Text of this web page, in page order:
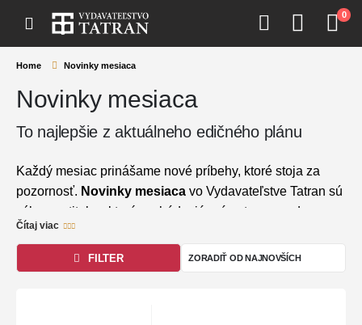
0
Home Novinky mesiaca
Novinky mesiaca
To najlepšie z aktuálneho edičného plánu
Každý mesiac prinášame nové príbehy, ktoré stoja za
pozornosť. Novinky mesiaca vo Vydavateľstve Tatran sú
výberom titulov, ktoré vychádzajú práve teraz – od
najočakávanejších svetových románov a mrazivých
trilerov až po inšpiratívnu literatúru faktu a nové detské
rozprávky. Táto kategória je vaším sprievodcom
Čítaj viac
FILTER